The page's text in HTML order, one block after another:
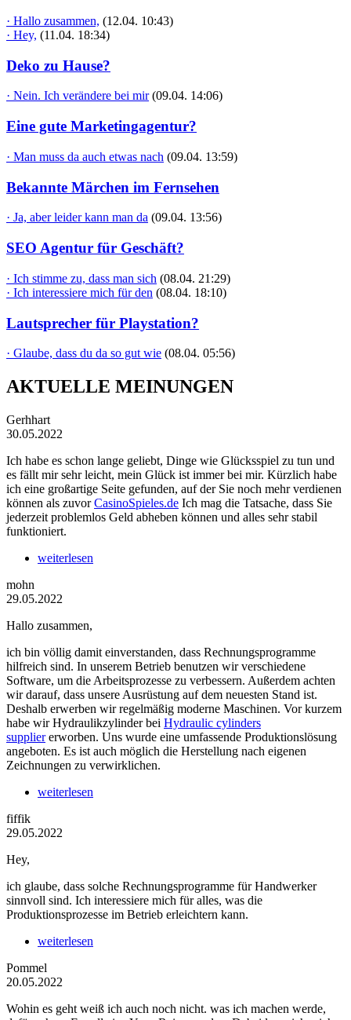
· Hallo zusammen, (12.04. 10:43)
· Hey, (11.04. 18:34)
Deko zu Hause?
· Nein. Ich verändere bei mir (09.04. 14:06)
Eine gute Marketingagentur?
· Man muss da auch etwas nach (09.04. 13:59)
Bekannte Märchen im Fernsehen
· Ja, aber leider kann man da (09.04. 13:56)
SEO Agentur für Geschäft?
· Ich stimme zu, dass man sich (08.04. 21:29)
· Ich interessiere mich für den (08.04. 18:10)
Lautsprecher für Playstation?
· Glaube, dass du da so gut wie (08.04. 05:56)
AKTUELLE MEINUNGEN
Gerhhart
30.05.2022
Ich habe es schon lange geliebt, Dinge wie Glücksspiel zu tun und
es fällt mir sehr leicht, mein Glück ist immer bei mir. Kürzlich habe
ich eine großartige Seite gefunden, auf der Sie noch mehr verdienen
können als zuvorCasinoSpieles.de Ich mag die Tatsache, dass Sie
jederzeit problemlos Geld abheben können und alles sehr stabil
funktioniert.
weiterlesen
mohn
29.05.2022
Hallo zusammen,
ich bin völlig damit einverstanden, dass Rechnungsprogramme
hilfreich sind. In unserem Betrieb benutzen wir verschiedene
Software, um die Arbeitsprozesse zu verbessern. Außerdem achten
wir darauf, dass unsere Ausrüstung auf dem neuesten Stand ist.
Deshalb erwerben wir regelmäßig moderne Maschinen. Vor kurzem
habe wir Hydraulikzylinder bei Hydraulic cylinders
suppliererworben. Uns wurde eine umfassende Produktionslösung
angeboten. Es ist auch möglich die Herstellung nach eigenen
Zeichnungen zu verwirklichen.
weiterlesen
fiffik
29.05.2022
Hey,
ich glaube, dass solche Rechnungsprogramme für Handwerker
sinnvoll sind. Ich interessiere mich für alles, was die
Produktionsprozesse im Betrieb erleichtern kann.
weiterlesen
Pommel
20.05.2022
Wohin es geht weiß ich auch noch nicht. was ich machen werde,